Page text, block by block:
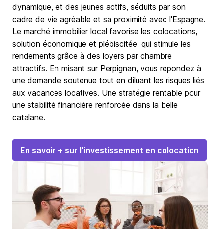
dynamique, et des jeunes actifs, séduits par son
cadre de vie agréable et sa proximité avec l'Espagne.
Le marché immobilier local favorise les colocations,
solution économique et plébiscitée, qui stimule les
rendements grâce à des loyers par chambre
attractifs. En misant sur Perpignan, vous répondez à
une demande soutenue tout en diluant les risques liés
aux vacances locatives. Une stratégie rentable pour
une stabilité financière renforcée dans la belle
catalane.
En savoir + sur l'investissement en colocation